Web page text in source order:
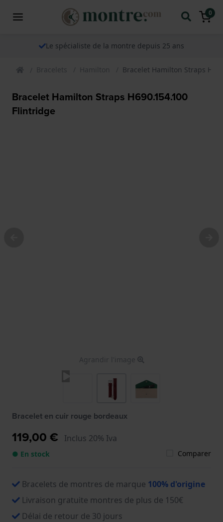
0
Le spécialiste de la montre depuis 25 ans
Bracelets Hamilton Bracelet Hamilton Straps
Bracelet Hamilton Straps H690.154.100
Flintridge
Agrandir l'image
Bracelet en cuir rouge bordeaux
119,00 € Inclus 20% Iva
● En stock Comparer
Bracelets de montres de marque 100% d'origine
Livraison gratuite montres de plus de 150€
Délai de retour de 30 jours